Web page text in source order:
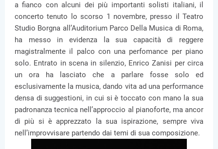
a fianco con alcuni dei più importanti solisti italiani, il
concerto tenuto lo scorso 1 novembre, presso il Teatro
Studio Borgna all’Auditorium Parco Della Musica di Roma,
ha messo in evidenza la sua capacità di reggere
magistralmente il palco con una perfomance per piano
solo. Entrato in scena in silenzio, Enrico Zanisi per circa
un ora ha lasciato che a parlare fosse solo ed
esclusivamente la musica, dando vita ad una performance
densa di suggestioni, in cui si è toccato con mano la sua
padronanza tecnica nell’approccio al pianoforte, ma ancor
di più si è apprezzato la sua ispirazione, sempre viva
nell’improvvisare partendo dai temi di sua composizione.